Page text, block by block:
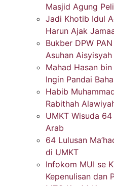
Masjid Agung
Jadi Khotib Idul
Harun Ajak
Bukber DPW
Asuhan
Mahad Hasan
Ingin Pandai
Habib
Rabithah
UMKT Wisuda
Arab
64 Lulusan
di UMKT
Infokom MUI se
Kepenulisan dan